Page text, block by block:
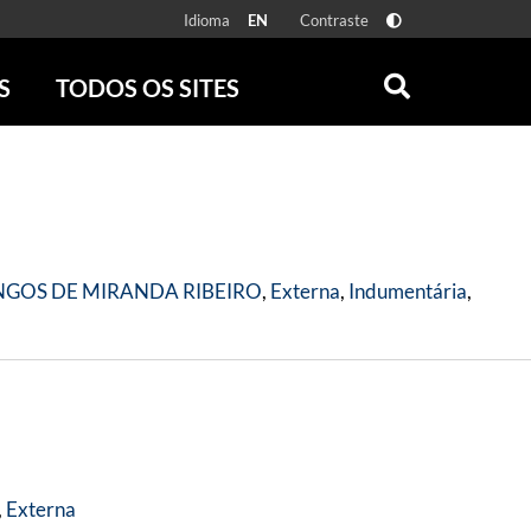
Idioma EN Contraste
TODOS OS SITES
TESTEMUNHA OCULAR
SERROTE
DE MIRANDA RIBEIRO, Externa, Indumentária,
, Externa